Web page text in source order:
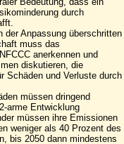
durch
der Anpassung überschritten
muss das
anerkennen und
diskutieren, die
Schäden und Verluste durch
müssen dringend
arme Entwicklung
müssen ihre Emissionen
weniger als 40 Prozent des
bis 2050 dann mindestens